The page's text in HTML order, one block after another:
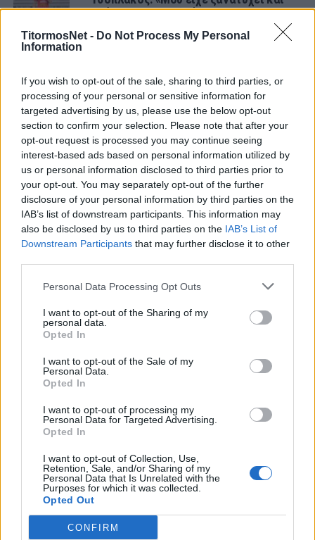
TitormosNet - Do Not Process My Personal
Information
If you wish to opt-out of the sale, sharing to third parties, or
processing of your personal or sensitive information for
targeted advertising by us, please use the below opt-out
section to confirm your selection. Please note that after your
opt-out request is processed you may continue seeing
interest-based ads based on personal information utilized by
us or personal information disclosed to third parties prior to
your opt-out. You may separately opt-out of the further
disclosure of your personal information by third parties on the
IAB’s list of downstream participants. This information may
also be disclosed by us to third parties on the IAB’s List of
Downstream Participants that may further disclose it to other
Personal Data Processing Opt Outs
I want to opt-out of the Sharing of my
personal data.
Opted In
I want to opt-out of the Sale of my
Personal Data.
Opted In
I want to opt-out of processing my
Personal Data for Targeted Advertising.
Opted In
I want to opt-out of Collection, Use,
Retention, Sale, and/or Sharing of my
Personal Data that Is Unrelated with the
Purposes for which it was collected.
Opted Out
CONFIRM
μπόρεσα να αντιδράσω»
Τσοπλάκου για ποδοσφαιριστή στο
Αστέρας Καμαρούλας-ΑΕΜ
ΤΟΠΙΚΑ
Ά ΕΠΣ Αιτωλοακαρνανίας: «Πάτησε»
κορυφή η Αναγέννηση Στάνου
ΤΟΠΙΚΑ
Ά ΕΠΣ Αιτωλοακαρνανίας: Το
πρόγραμμα της 6ης Αγωνιστικής
ΤΟΠΙΚΑ
Ά ΕΠΣ Αιτωλοακαρνανίας: Συνέχισαν
νικηφόρα Απόλλων Θέρμου και Στάνου
ΝΕΑ
ΠΑΝΑΙΤΩΛΙΚΟΣ
Πάτησαν γήπεδο Νακάμπα-Τζενεπό
ΕΡΑΣΙΤΕΧΝΗΣ
Πόλο: «Άρωμα» από Α1 με Τουρκομένη ο
Παναιτωλικός